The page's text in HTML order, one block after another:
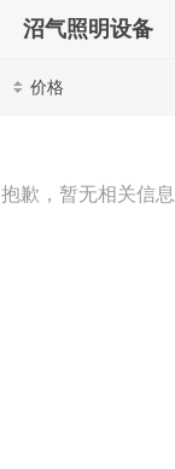
沼气照明设备
价格
抱歉，暂无相关信息